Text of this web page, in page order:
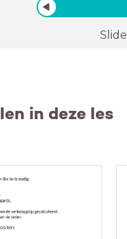
Slide
in deze les